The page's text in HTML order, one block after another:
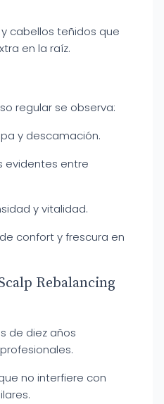
cabellos teñidos que
en la raíz.
regular se observa:
y descamación.
evidentes entre
y vitalidad.
confort y frescura en
Rebalancing
de diez años
no interfiere con